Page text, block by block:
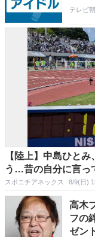
テレビ
【陸上】中島ひと
う…昔の自分に言っ
スポニチアネックス 8/9(日)
高木
フの
ゼン